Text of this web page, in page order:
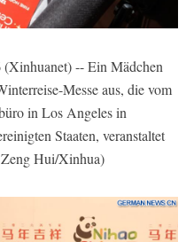
-- Ein Mädchen
Messe aus, die vom
in Los Angeles in
Staaten, veranstaltet
Hui/Xinhua)